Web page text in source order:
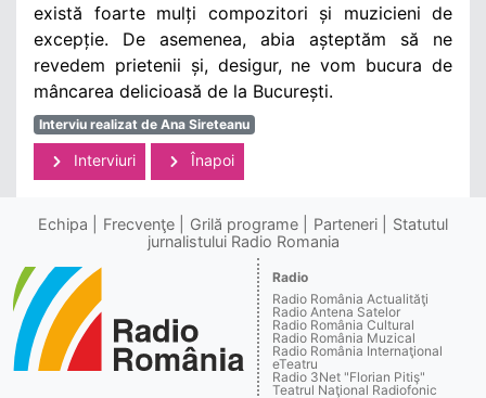
există foarte mulți compozitori și muzicieni de
excepție. De asemenea, abia așteptăm să ne
revedem prietenii și, desigur, ne vom bucura de
mâncarea delicioasă de la București.
Interviu realizat de Ana Sireteanu
Interviuri Înapoi
Echipa Frecvenţe Grilă programe Parteneri
Statutul
jurnalistului Radio Romania
Radio
Radio România Actualităţi
Radio Antena Satelor
Radio România Cultural
Radio România Muzical
Radio România Internaţional
eTeatru
Radio 3Net "Florian Pitiş"
Teatrul Naţional Radiofonic